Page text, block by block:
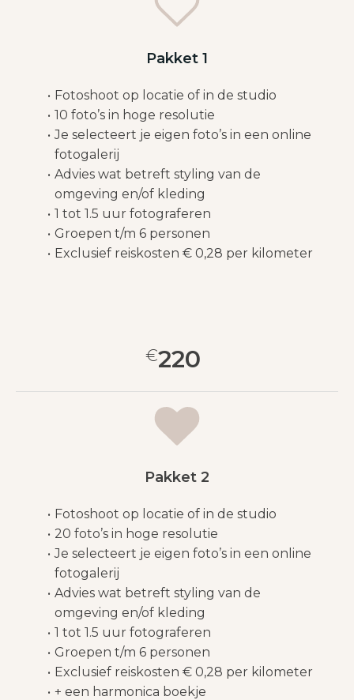
Pakket 1
Fotoshoot op locatie of in de studio
10 foto’s in hoge resolutie
Je selecteert je eigen foto’s in een online
fotogalerij
Advies wat betreft styling van de
omgeving en/of kleding
1 tot 1.5 uur fotograferen
Groepen t/m 6 personen
Exclusief reiskosten € 0,28 per kilometer
€220
Pakket 2
Fotoshoot op locatie of in de studio
20 foto’s in hoge resolutie
Je selecteert je eigen foto’s in een online
fotogalerij
Advies wat betreft styling van de
omgeving en/of kleding
1 tot 1.5 uur fotograferen
Groepen t/m 6 personen
Exclusief reiskosten € 0,28 per kilometer
+ een harmonica boekje